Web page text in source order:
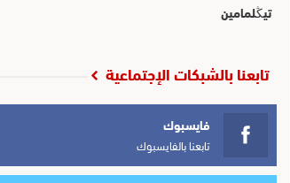
تيڭلمامين
تابعنا بالشبكات الإجتماعية
فايسبوك
تابعنا بالفايسبوك